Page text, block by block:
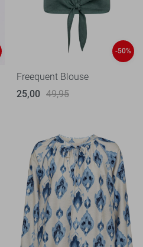
-50%
Freequent Blouse
25,00 49,95